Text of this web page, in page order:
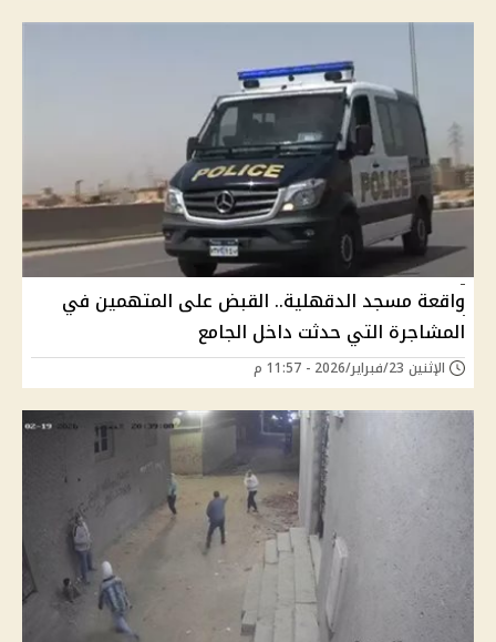
واقعة مسجد الدقهلية.. القبض على المتهمين في
المشاجرة التي حدثت داخل الجامع
الإثنين 23/فبراير/2026 - 11:57 م